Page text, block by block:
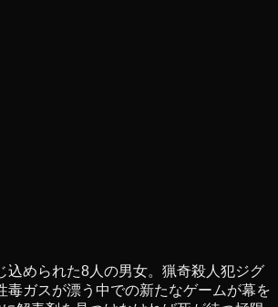
込められた8人の男女。猟奇殺人犯ジグ
毒ガスが漂う中での新たなゲームが幕を